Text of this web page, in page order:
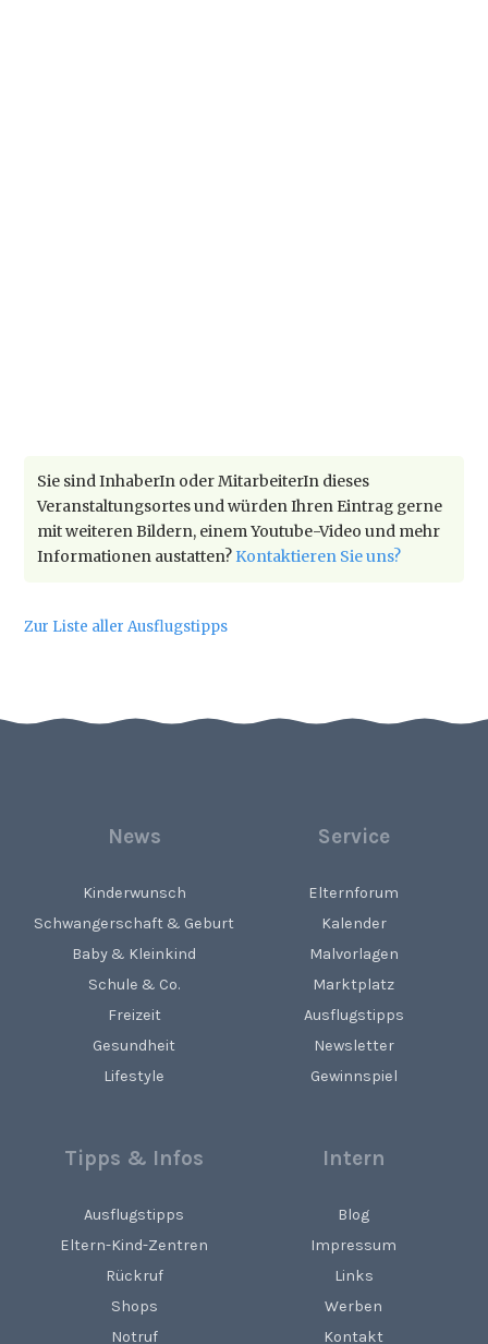
Sie sind InhaberIn oder MitarbeiterIn dieses
Veranstaltungsortes und würden Ihren Eintrag gerne
mit weiteren Bildern, einem Youtube-Video und mehr
Informationen austatten? Kontaktieren Sie uns?
Zur Liste aller Ausflugstipps
News
Kinderwunsch
Schwangerschaft & Geburt
Baby & Kleinkind
Schule & Co.
Freizeit
Gesundheit
Lifestyle
Service
Elternforum
Kalender
Malvorlagen
Marktplatz
Ausflugstipps
Newsletter
Gewinnspiel
Tipps & Infos
Ausflugstipps
Eltern-Kind-Zentren
Rückruf
Shops
Notruf
Intern
Blog
Impressum
Links
Werben
Kontakt